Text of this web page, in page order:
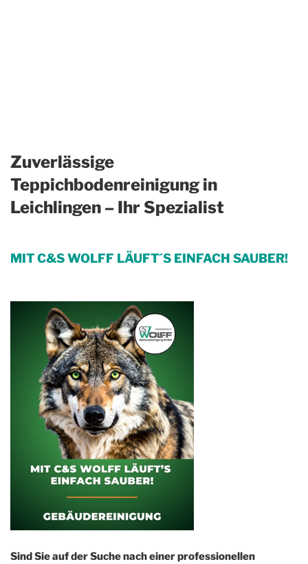
Zuverlässige
Teppichbodenreinigung in
Leichlingen – Ihr Spezialist
MIT C&S WOLFF LÄUFT´S EINFACH SAUBER!
Sind Sie auf der Suche nach einer professionellen